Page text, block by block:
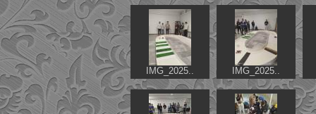
IMG_2025.. IMG_2025..